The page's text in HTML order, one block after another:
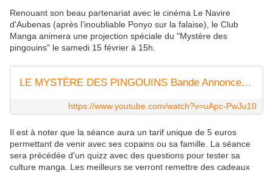
Renouant son beau partenariat avec le cinéma Le Navire
d'Aubenas (après l'inoubliable Ponyo sur la falaise), le Club
Manga animera une projection spéciale du "Mystère des
pingouins" le samedi 15 février à 15h.
LE MYSTÈRE DES PINGOUINS Bande Annonce VF (Animation, 2019)
https://www.youtube.com/watch?v=uApc-PwJu10
Il est à noter que la séance aura un tarif unique de 5 euros
permettant de venir avec ses copains ou sa famille. La séance
sera précédée d'un quizz avec des questions pour tester sa
culture manga. Les meilleurs se verront remettre des cadeaux